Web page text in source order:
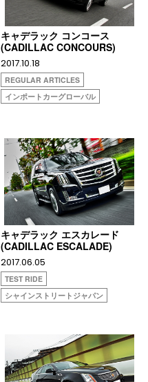
キャデラック コンコース
(CADILLAC CONCOURS)
2017.10.18
REGULAR ARTICLES
インポートカーグローバル
キャデラック エスカレード
(CADILLAC ESCALADE)
2017.06.05
TEST RIDE
シャインストリートジャパン